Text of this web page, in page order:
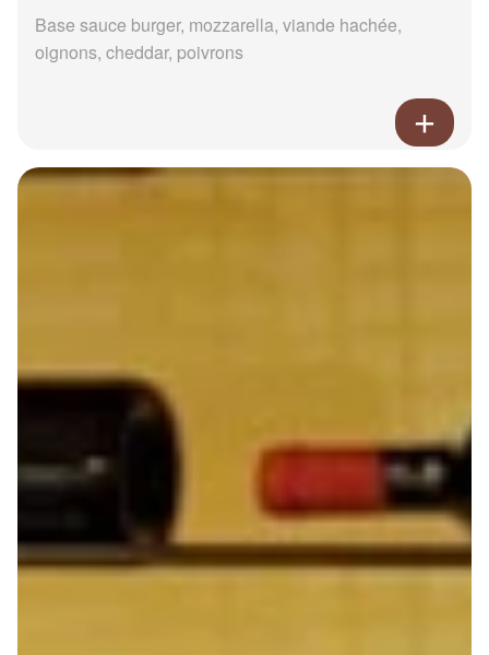
Base sauce burger, mozzarella, viande hachée,
oignons, cheddar, poivrons